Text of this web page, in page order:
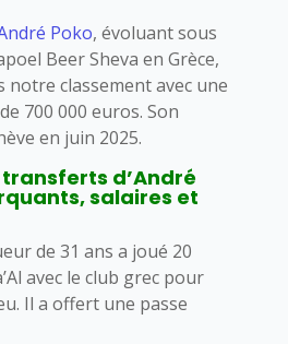
Poko, évoluant sous
Beer Sheva en Grèce,
notre classement avec une
700 000 euros. Son
en juin 2025.
d’André
salaires et
de 31 ans a joué 20
avec le club grec pour
Il a offert une passe